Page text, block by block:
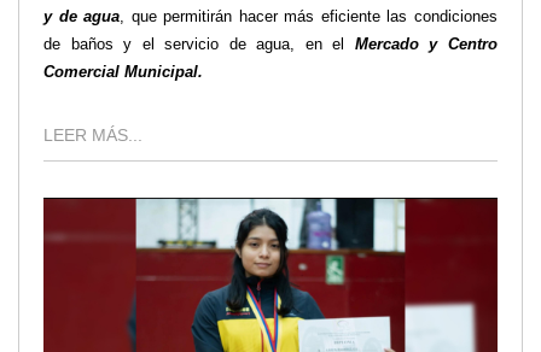
y de agua, que permitirán hacer más eficiente las condiciones
de baños y el servicio de agua, en el Mercado y Centro
Comercial Municipal.
LEER MÁS...